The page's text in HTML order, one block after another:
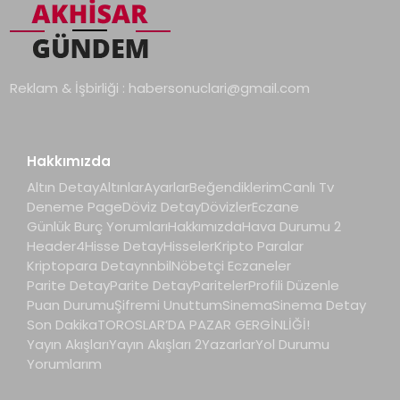
Reklam & İşbirliği : habersonuclari@gmail.com
Hakkımızda
Altın DetayAltınlarAyarlarBeğendiklerimCanlı Tv
Deneme PageDöviz DetayDövizlerEczane
Günlük Burç YorumlarıHakkımızdaHava Durumu 2
Header4Hisse DetayHisselerKripto Paralar
Kriptopara DetaynnbilNöbetçi Eczaneler
Parite DetayParite DetayParitelerProfili Düzenle
Puan DurumuŞifremi UnuttumSinemaSinema Detay
Son DakikaTOROSLAR’DA PAZAR GERGİNLİĞİ!
Yayın AkışlarıYayın Akışları 2YazarlarYol Durumu
Yorumlarım